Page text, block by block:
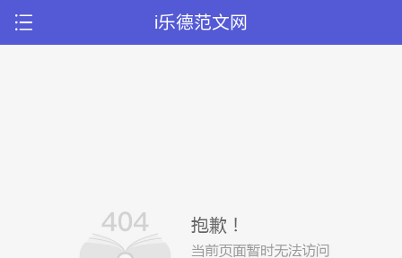
i乐德范文网